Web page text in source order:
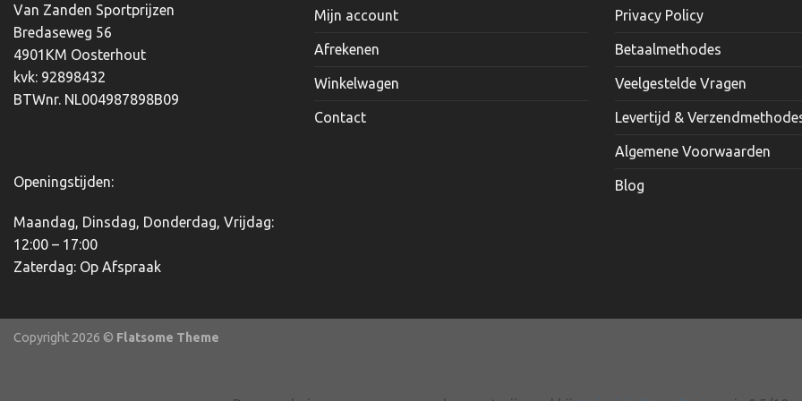
Van Zanden Sportprijzen
Bredaseweg 56
4901KM Oosterhout
kvk: 92898432
BTWnr. NL004987898B09
Openingstijden:
Maandag, Dinsdag, Donderdag, Vrijdag:
12:00 – 17:00
Zaterdag: Op Afspraak
Mijn account
Afrekenen
Winkelwagen
Contact
Privacy Policy
Betaalmethodes
Veelgestelde Vragen
Levertijd &
Algemene Voorwaarden
Blog
Copyright 2026 © Flatsome Theme